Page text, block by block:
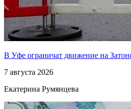
В Уфе ограничат движение на
7 августа 2026
Екатерина Румянцева